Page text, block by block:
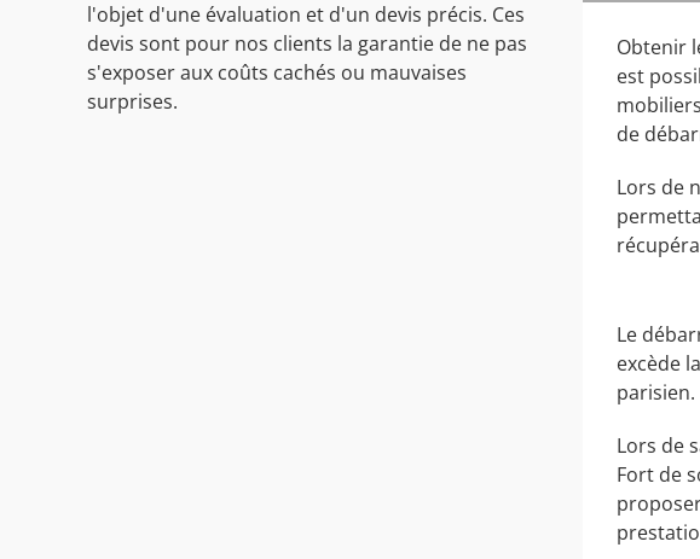
l'objet d'une évaluation et d'un devis précis. Ces
devis sont pour nos clients la garantie de ne pas
s'exposer aux coûts cachés ou mauvaises
surprises.
Obtenir
est
de
Lors de
Le
excède
parisien.
Lors de
Fort de